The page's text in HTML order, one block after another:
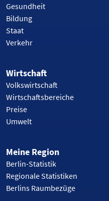
Gesundheit
Bildung
Staat
Verkehr
Wirtschaft
Volkswirtschaft
Wirtschaftsbereiche
Preise
Umwelt
Meine Region
Berlin-Statistik
Regionale Statistiken
Berlins Raumbezüge